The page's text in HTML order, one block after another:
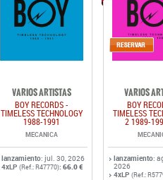
VARIOS ARTISTAS
BOY RECORDS -
TIMELESS TECHNOLOGY
1988-1991
MECANICA
lanzamiento: jul. 30, 2026
4xLP (Ref.: R47770): 66.0 €
VARIOS
BOY
TIMELESS
2 1989-
lanzamiento:
2026
4xLP (Ref.: